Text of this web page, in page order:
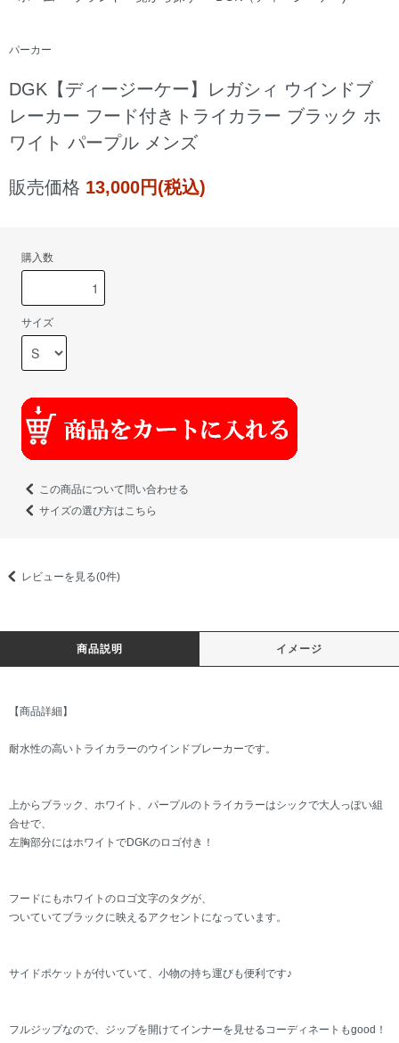
パーカー
DGK【ディージーケー】レガシィ ウインドブ
レーカー フード付きトライカラー ブラック ホ
ワイト パープル メンズ
販売価格 13,000円(税込)
購入数
サイズ
この商品について問い合わせる
サイズの選び方はこちら
レビューを見る(0件)
商品説明 イメージ
【商品詳細】
耐水性の高いトライカラーのウインドブレーカーです。
上からブラック、ホワイト、パープルのトライカラーはシックで大人っぽい組
合せで、
左胸部分にはホワイトでDGKのロゴ付き！
フードにもホワイトのロゴ文字のタグが、
ついていてブラックに映えるアクセントになっています。
サイドポケットが付いていて、小物の持ち運びも便利です♪
フルジップなので、ジップを開けてインナーを見せるコーディネートもgood！